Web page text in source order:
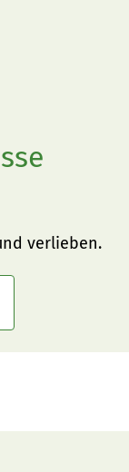
verlieben.